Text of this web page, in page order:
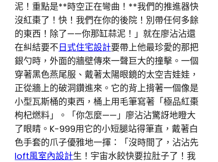
泥！重點是**時空正在彎曲！**我們的推進器快
沒紅棗了！快！我們在你的後院！別帶任何多餘
的東西！除了——你那缸蒜泥！」就在廖沾沾還
在糾結要不日式住宅設計要帶上他最珍愛的那把
銀勺時，外面的牆壁傳來一聲巨大的撞擊。一個
穿著黑色燕尾服、戴著太陽眼鏡的太空吉娃娃，
正從牆上的破洞鑽進來。它的背上揹著一個像是
小型瓦斯桶的東西，桶上用毛筆寫著「極品紅棗
枸杞燃料」。「你怎麼——」廖沾沾驚訝地瞪大
了眼睛。K-999用它的小短腿站得筆直，戴著白
色手套的爪子優雅地一揮：「沒時間了，沾沾先
loft風室內設計生！宇宙水餃快要拉肚子了！我